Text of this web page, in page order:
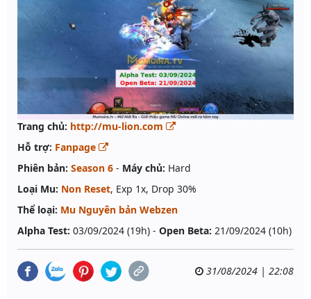
Trang chủ: http://mu-lion.com
Hỗ trợ: Fanpage
Phiên bản: Season 6 - Máy chủ: Hard
Loại Mu: Non Reset, Exp 1x, Drop 30%
Thể loại: Mu Nguyên bản Webzen
Alpha Test: 03/09/2024 (19h) - Open Beta: 21/09/2024 (10h)
31/08/2024 | 22:08